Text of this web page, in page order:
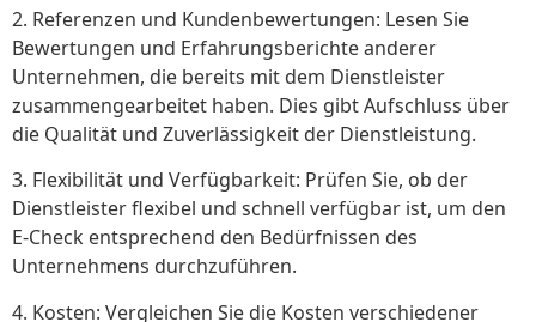
2. Referenzen und Kundenbewertungen: Lesen Sie
Bewertungen und Erfahrungsberichte anderer
Unternehmen, die bereits mit dem Dienstleister
zusammengearbeitet haben. Dies gibt Aufschluss über
die Qualität und Zuverlässigkeit der Dienstleistung.
3. Flexibilität und Verfügbarkeit: Prüfen Sie, ob der
Dienstleister flexibel und schnell verfügbar ist, um den
E-Check entsprechend den Bedürfnissen des
Unternehmens durchzuführen.
4. Kosten: Vergleichen Sie die Kosten verschiedener